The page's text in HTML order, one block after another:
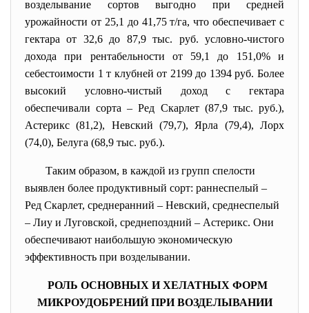
возделывание сортов выгодно при средней
урожайности от 25,1 до 41,75 т/га, что обеспечивает с
гектара от 32,6 до 87,9 тыс. руб. условно-чистого
дохода при рентабельности от 59,1 до 151,0% и
себестоимости 1 т клубней от 2199 до 1394 руб. Более
высокий условно-чистый доход с гектара
обеспечивали сорта – Ред Скарлет (87,9 тыс. руб.),
Астерикс (81,2), Невский (79,7), Ярла (79,4), Лорх
(74,0), Белуга (68,9 тыс. руб.).
Таким образом, в каждой из групп спелости
выявлен более продуктивный сорт: раннеспелый –
Ред Скарлет, среднеранний – Невский, среднеспелый
– Лиу и Луговской, среднепоздний – Астерикс. Они
обеспечивают наибольшую экономическую
эффективность при возделывании.
РОЛЬ ОСНОВНЫХ И ХЕЛАТНЫХ ФОРМ
МИКРОУДОБРЕНИЙ ПРИ ВОЗДЕЛЫВАНИИ